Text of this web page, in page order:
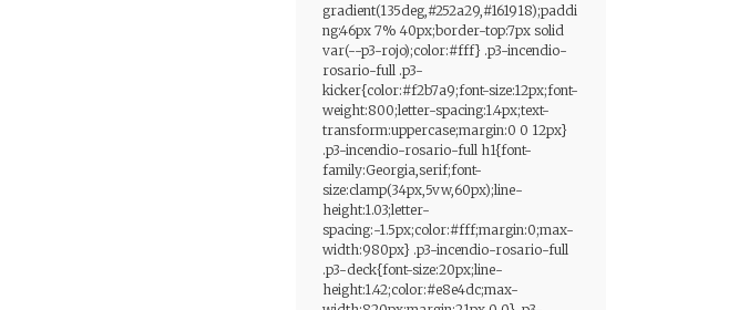
gradient(135deg,#252a29,#161918);paddi
ng:46px 7% 40px;border-top:7px solid
var(--p3-rojo);color:#fff} .p3-incendio-
rosario-full .p3-
kicker{color:#f2b7a9;font-size:12px;font-
weight:800;letter-spacing:1.4px;text-
transform:uppercase;margin:0 0 12px}
.p3-incendio-rosario-full h1{font-
family:Georgia,serif;font-
size:clamp(34px,5vw,60px);line-
height:1.03;letter-
spacing:-1.5px;color:#fff;margin:0;max-
width:980px} .p3-incendio-rosario-full
.p3-deck{font-size:20px;line-
height:1.42;color:#e8e4dc;max-